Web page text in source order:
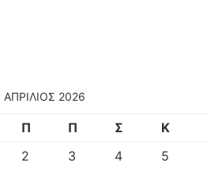
ΑΠΡΊΛΙΟΣ 2026
Π Π Σ
Κ
2 3 4
5